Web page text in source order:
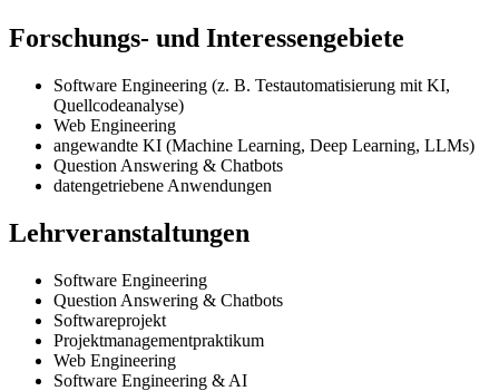
Forschungs- und Interessengebiete
Software Engineering (z. B. Testautomatisierung mit KI,
Quellcodeanalyse)
Web Engineering
angewandte KI (Machine Learning, Deep Learning, LLMs)
Question Answering & Chatbots
datengetriebene Anwendungen
Lehrveranstaltungen
Software Engineering
Question Answering & Chatbots
Softwareprojekt
Projektmanagementpraktikum
Web Engineering
Software Engineering & AI